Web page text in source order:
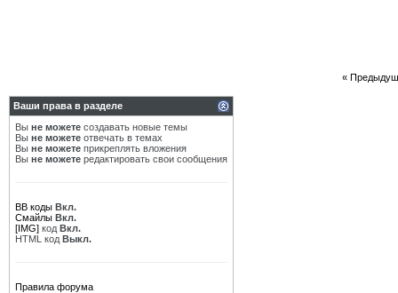
«
Ваши права в разделе
Вы не можете создавать новые темы
Вы не можете отвечать в темах
Вы не можете прикреплять вложения
Вы не можете редактировать свои сообщения
BB коды Вкл.
Смайлы Вкл.
[IMG] код Вкл.
HTML код Выкл.
Правила форума